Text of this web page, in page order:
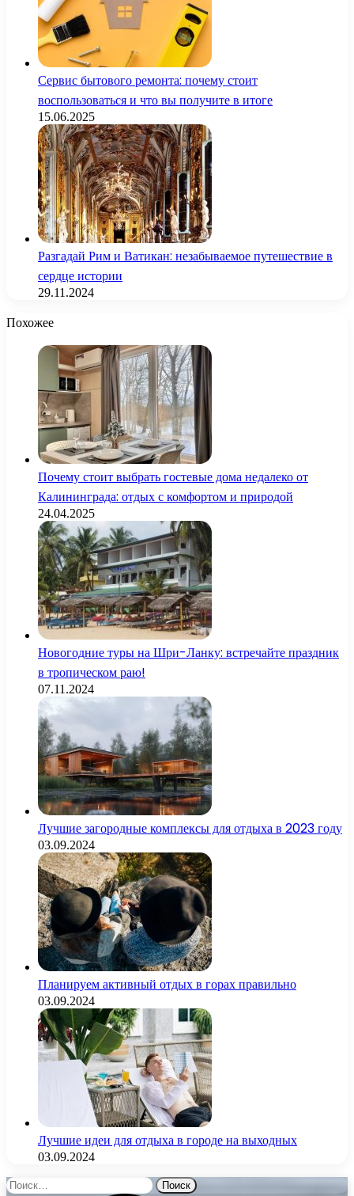
Сервис бытового ремонта: почему стоит
воспользоваться и что вы получите в итоге
15.06.2025
Разгадай Рим и Ватикан: незабываемое путешествие в
сердце истории
29.11.2024
Похожее
Почему стоит выбрать гостевые дома недалеко от
Калининграда: отдых с комфортом и природой
24.04.2025
Новогодние туры на Шри-Ланку: встречайте праздник
в тропическом раю!
07.11.2024
Лучшие загородные комплексы для отдыха в 2023 году
03.09.2024
Планируем активный отдых в горах правильно
03.09.2024
Лучшие идеи для отдыха в городе на выходных
03.09.2024
Найти: